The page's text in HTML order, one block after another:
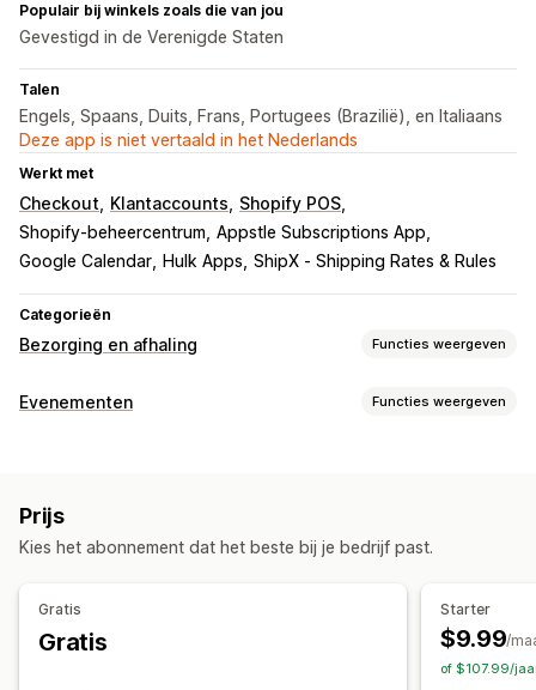
Populair bij winkels zoals die van jou
Gevestigd in de Verenigde Staten
Talen
Engels, Spaans, Duits, Frans, Portugees (Brazilië), en Italiaans
Deze app is niet vertaald in het Nederlands
Werkt met
Checkout Klantaccounts
Shopify POS
Shopify-beheercentrum Appstle Subscriptions App
Google Calendar
Hulk Apps ShipX ‑ Shipping Rates & Rules
Categorieën
Bezorging en afhaling Functies weergeven
Bezorgopties
Voorbereidingstijden
Ter plaatse
Voorbereidingstijden
Evenementen Functies weergeven
Online
E-mailmeldingen
Prijs
Kies het abonnement dat het beste bij je bedrijf past.
Gratis
Gratis
Starter
$9.99/
of $107.99/